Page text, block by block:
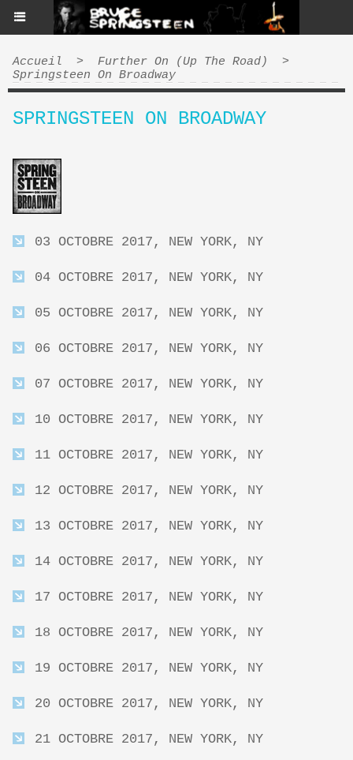
Accueil > Further On (Up The Road)
>
Springsteen On Broadway
SPRINGSTEEN ON BROADWAY
03 OCTOBRE 2017, NEW YORK, NY
04 OCTOBRE 2017, NEW YORK, NY
05 OCTOBRE 2017, NEW YORK, NY
06 OCTOBRE 2017, NEW YORK, NY
07 OCTOBRE 2017, NEW YORK, NY
10 OCTOBRE 2017, NEW YORK, NY
11 OCTOBRE 2017, NEW YORK, NY
12 OCTOBRE 2017, NEW YORK, NY
13 OCTOBRE 2017, NEW YORK, NY
14 OCTOBRE 2017, NEW YORK, NY
17 OCTOBRE 2017, NEW YORK, NY
18 OCTOBRE 2017, NEW YORK, NY
19 OCTOBRE 2017, NEW YORK, NY
20 OCTOBRE 2017, NEW YORK, NY
21 OCTOBRE 2017, NEW YORK, NY